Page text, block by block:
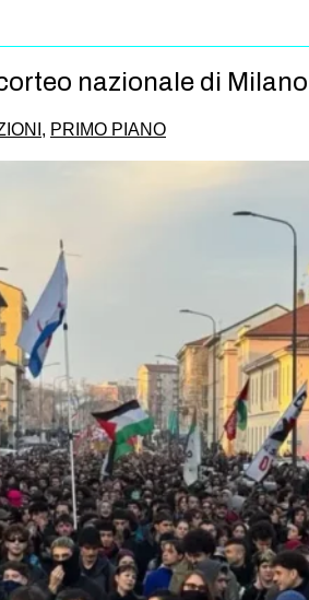
nazionale di Milano
, PRIMO PIANO